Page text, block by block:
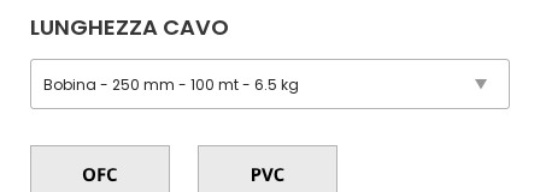
LUNGHEZZA CAVO